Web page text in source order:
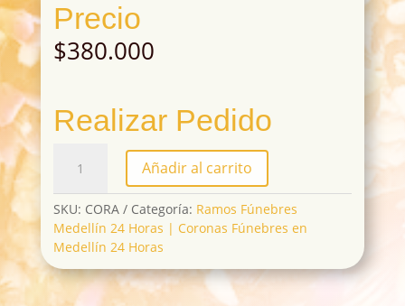
Precio
$380.000
Realizar Pedido
cantidad
Añadir al carrito
SKU: CORA Categoría: Ramos Fúnebres
Medellín 24 Horas | Coronas Fúnebres en
Medellín 24 Horas